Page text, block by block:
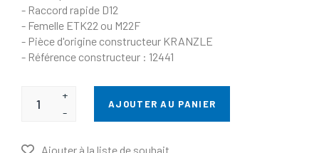
- Raccord rapide D12
- Femelle ETK22 ou M22F
- Pièce d'origine constructeur KRANZLE
- Référence constructeur : 12441
+
-
AJOUTER AU PANIER
Ajouter à la liste de souhait